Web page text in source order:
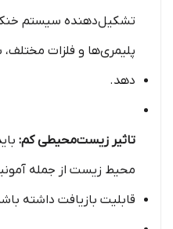
تشکیل‌دهنده سیستم
پلیمری‌ها و فلزات
دهد.
تاثیر زیست‌محیطی کم:
محیط زیست از جمله
قابلیت بازیافت داشته